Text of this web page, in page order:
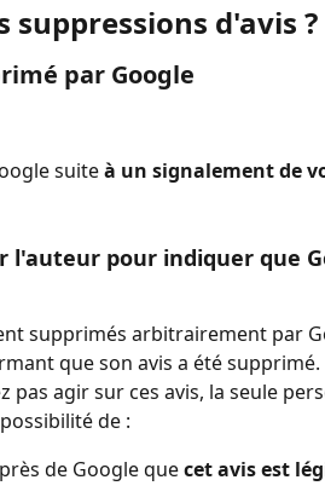
suppressions d'avis ?
par Google
suite à un signalement de
l'auteur pour indiquer que
supprimés arbitrairement par
que son avis a été supprimé.
pas agir sur ces avis, la seule
de :
de Google que cet avis est